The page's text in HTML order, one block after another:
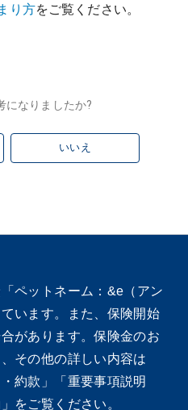
り方をご覧ください。
になりましたか?
いいえ
ペットネーム：&e（アン
います。また、保険開始
があります。保険金のお
その他の詳しい内容は
約款」「重要事項説明
をご覧ください。